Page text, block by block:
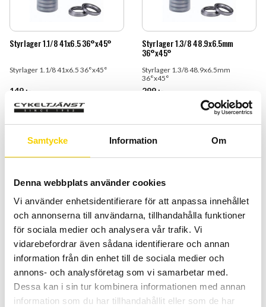
Samtycke Information Om
Denna webbplats använder cookies
Vi använder enhetsidentifierare för att anpassa innehållet
och annonserna till användarna, tillhandahålla funktioner
för sociala medier och analysera vår trafik. Vi
vidarebefordrar även sådana identifierare och annan
information från din enhet till de sociala medier och
annons- och analysföretag som vi samarbetar med.
Dessa kan i sin tur kombinera informationen med annan
information som du har tillhandahållit eller som de har
Styrlager 1.1/8 41x6.5 36°x45°
Styrlager 1.1/8 41x6.5 36°x45°
149:-
BUY
Styrlager 1.3/8 48.9x6.5mm
36°x45°
Styrlager 1.3/8 48.9x6.5mm
36°x45°
299:-
Styrlager 1.5 51.8x8 36°x45° Styrlager FSA NO.10 1 1/8
Styrlager FSA NO.10 1 1/8